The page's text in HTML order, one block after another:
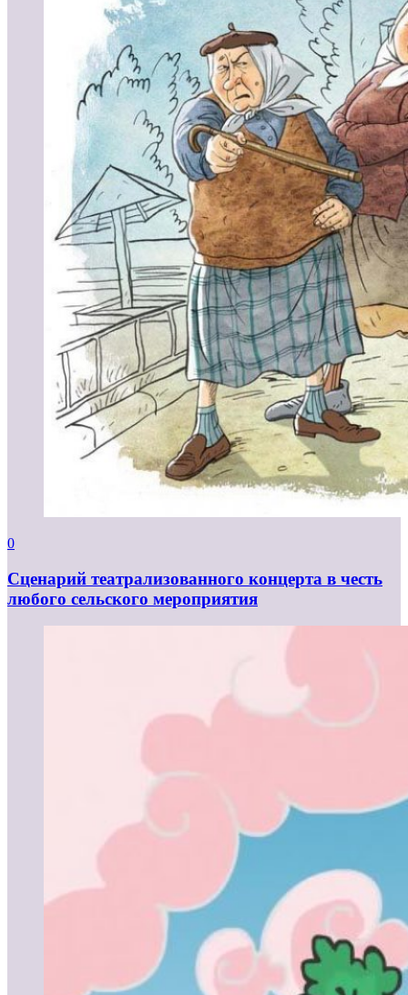
0
Сценарий театрализованного концерта в честь
любого сельского мероприятия